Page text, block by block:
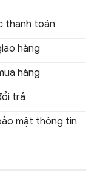
thanh toán
hàng
hàng
trả
mật thông tin